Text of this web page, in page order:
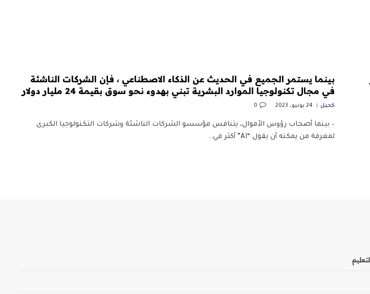
بينما يستمر الجميع في الحديث عن الذكاء الاصطناعي ، فإن الشركات الناشئة
في مجال تكنولوجيا الموارد البشرية تبني بهدوء نحو سوق بقيمة 24 مليار دولار
كحيل 24 يونيو، 2023 0
– بينما أصحاب رؤوس الأموال، يتنافس مؤسسو الشركات الناشئة وشركات التكنولوجيا الكبرى
لمعرفة من يمكنه أن يقول “AI” أكثر في…